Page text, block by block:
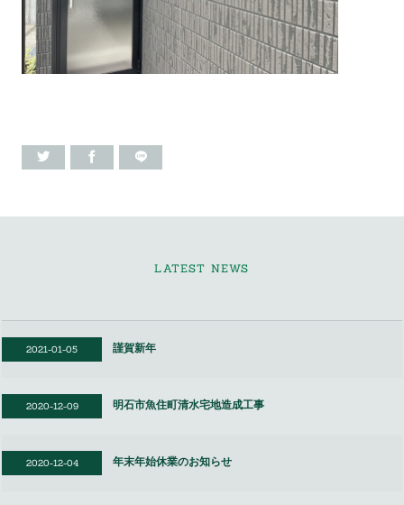
LATEST NEWS
2021-01-05 謹賀新年
2020-12-09 明石市魚住町清水宅地造成工事
2020-12-04 年末年始休業のお知らせ